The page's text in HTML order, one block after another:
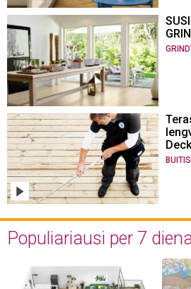
BUITIS
Populiariausi per 7